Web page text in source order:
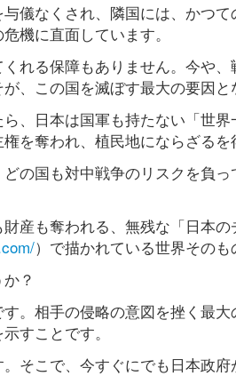
儀なくされ、隣国には、かつ
機に直面しています。
れる保障もありません。今や
、この国を滅ぼす最大の要因と
、日本は国軍も持たない「世
を奪われ、植民地にならざるを
の国も対中戦争のリスクを負
産も奪われる、無残な「日本
）で描かれている世界そのも
？
。相手の侵略の意図を挫く最
すことです。
そこで、今すぐにでも日本政